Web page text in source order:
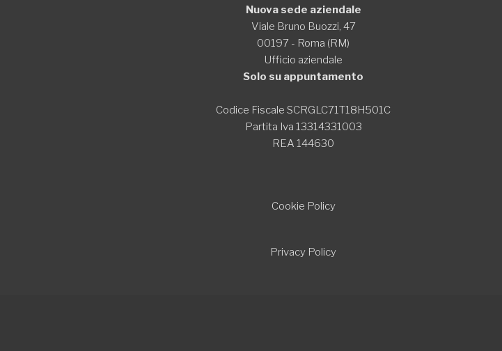
Nuova sede aziendale
Viale Bruno Buozzi, 47
00197 - Roma (RM)
Ufficio aziendale
Solo su appuntamento
Codice Fiscale SCRGLC71T18H501C
Partita Iva 13314331003
REA 144630
Cookie Policy
Privacy Policy